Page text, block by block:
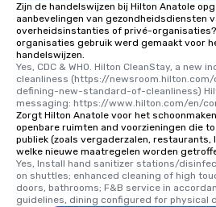
Zijn de handelswijzen bij Hilton Anatole
aanbevelingen van gezondheidsdiensten
overheidsinstanties of privé-organisaties?
organisaties gebruik werd gemaakt voor
handelswijzen.
Yes, CDC & WHO. Hilton CleanStay, a
cleanliness (https://
defining-new-standard-of-cleanliness)
messaging: https://www.hilton.com/en/
Zorgt Hilton Anatole voor het
openbare ruimten and voorzieningen die
publiek (zoals vergaderzalen, restaurants,
welke nieuwe maatregelen worden
Yes, Install hand sanitizer stations/
on shuttles; enhanced cleaning of high
doors, bathrooms; F&B service in
guidelines, dining configured for physical